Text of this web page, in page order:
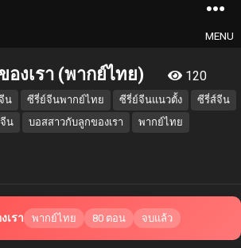
MENU
งเรา (พากย์ไทย) 120
น ซีรี่ย์จีนพากย์ไทย ซีรี่ย์จีนแนวตั้ง
ซีรี่ส์จีน
น บอสสาวกับลูกของเรา
พากย์ไทย
เรา พากย์ไทย 80 ตอน จบแล้ว